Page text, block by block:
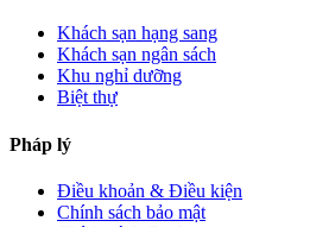
Khách sạn hạng sang
Khách sạn ngân sách
Khu nghỉ dưỡng
Biệt thự
Pháp lý
Điều khoản & Điều kiện
Chính sách bảo mật